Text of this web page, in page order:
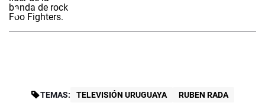
TEMAS: TELEVISIÓN URUGUAYA RUBEN RADA